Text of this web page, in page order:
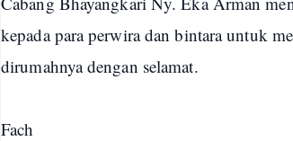
kepada para perwira dan bintara untuk
dirumahnya dengan selamat.
Fach